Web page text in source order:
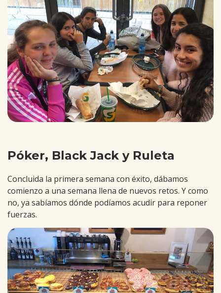
Póker, Black Jack y Ruleta
Concluida la primera semana con éxito, dábamos
comienzo a una semana llena de nuevos retos. Y como
no, ya sabíamos dónde podíamos acudir para reponer
fuerzas.